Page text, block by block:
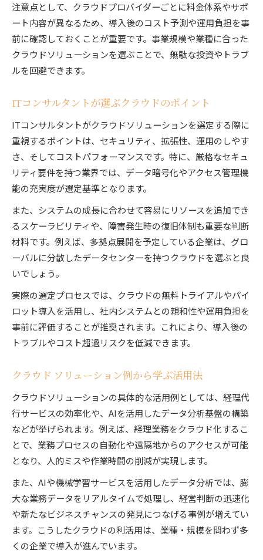
判断に役立つITコンサルタントのチェックリス
ト
注意点として、クラウドプロバイダーごとに料金体系やサポ
ート内容が異なるため、導入後のコスト予測や運用負担を事
前に確認しておくことが重要です。事業規模や業種に合った
クラウドソリューションを選ぶことで、無駄な投資やトラブ
ルを回避できます。
ITコンサルタントが選ぶクラウドのポイント
ITコンサルタントがクラウドソリューションを選定する際に
重視するポイントは、セキュリティ、拡張性、運用のしやす
さ、そしてコストパフォーマンスです。特に、厳格なセキュ
リティ要件を持つ業界では、データ暗号化やアクセス管理機
能の充実度が選定基準となります。
また、システムの成長に合わせて容易にリソースを追加でき
るスケーラビリティや、障害発生時の復旧体制も重要な判断
材料です。例えば、多拠点展開を予定している企業は、グロ
ーバルに分散したデータセンターを持つクラウドを選ぶと良
いでしょう。
実際の選定プロセスでは、クラウドの無料トライアルやパイ
ロット導入を活用し、社内システムとの親和性や運用負担を
事前に評価することが推奨されます。これにより、導入後の
トラブルやコスト超過リスクを低減できます。
クラウド ソリューション例から学ぶ活用法
クラウドソリューションの具体的な活用例としては、経理代
行サービスの効率化や、AIを活用したデータ分析基盤の構築
などが挙げられます。例えば、経理業務をクラウド化するこ
とで、業務プロセスの自動化や遠隔地からのアクセスが可能
となり、人的ミスや作業時間の削減が実現します。
また、AIや機械学習サービスを活用したデータ分析では、膨
大な業務データをリアルタイムで処理し、経営判断の迅速化
や新たなビジネスチャンスの発見につなげる事例が増えてい
ます。こうしたクラウドの利活用は、業種・規模を問わず多
くの企業で導入が進んでいます。